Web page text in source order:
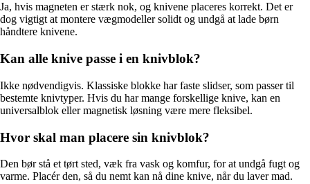
Ja, hvis magneten er stærk nok, og knivene placeres korrekt. Det er
dog vigtigt at montere vægmodeller solidt og undgå at lade børn
håndtere knivene.
Kan alle knive passe i en knivblok?
Ikke nødvendigvis. Klassiske blokke har faste slidser, som passer til
bestemte knivtyper. Hvis du har mange forskellige knive, kan en
universalblok eller magnetisk løsning være mere fleksibel.
Hvor skal man placere sin knivblok?
Den bør stå et tørt sted, væk fra vask og komfur, for at undgå fugt og
varme. Placér den, så du nemt kan nå dine knive, når du laver mad.